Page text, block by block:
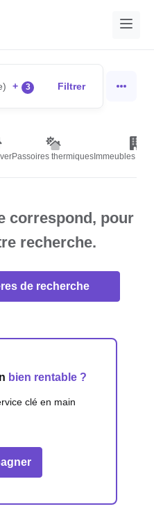
+ 3 Filtrer
Passoires thermiques Immeubles de
correspond, pour
recherche.
de recherche
bien rentable ?
clé en main